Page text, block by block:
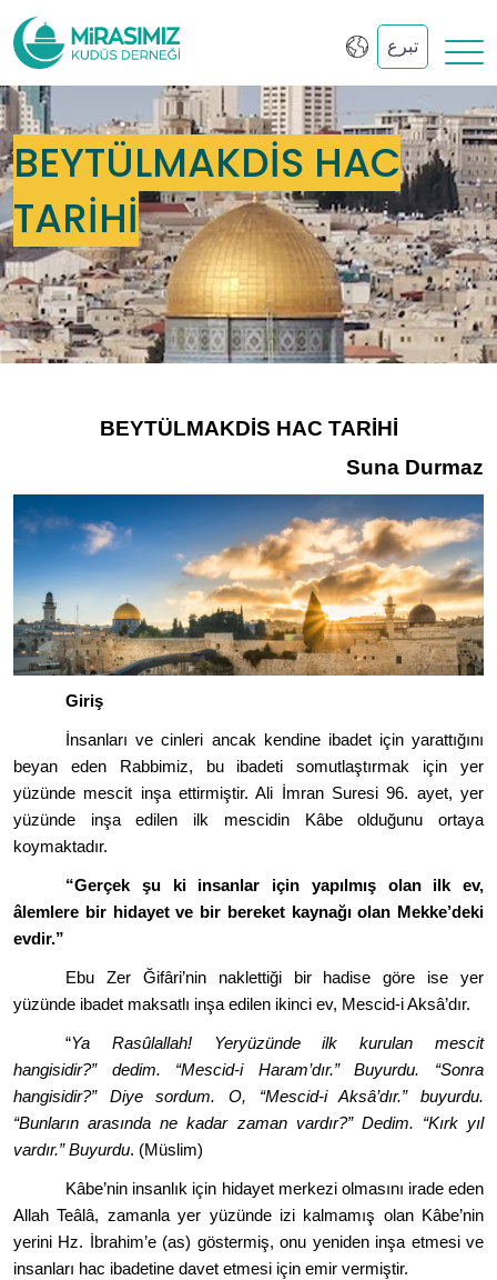
تبرع
BEYTÜLMAKDİS HAC
TARİHİ
BEYTÜLMAKDİS HAC TARİHİ
Suna Durmaz
Giriş
İnsanları ve cinleri ancak kendine ibadet için yarattığını
beyan eden Rabbimiz, bu ibadeti somutlaştırmak için yer
yüzünde mescit inşa ettirmiştir. Ali İmran Suresi 96. ayet, yer
yüzünde inşa edilen ilk mescidin Kâbe olduğunu ortaya
koymaktadır.
“Gerçek şu ki insanlar için yapılmış olan ilk ev,
âlemlere bir hidayet ve bir bereket kaynağı olan Mekke’deki
evdir.”
Ebu Zer Ğifâri’nin naklettiği bir hadise göre ise yer
yüzünde ibadet maksatlı inşa edilen ikinci ev, Mescid-i Aksâ’dır.
“Ya Rasûlallah! Yeryüzünde ilk kurulan mescit
hangisidir?” dedim. “Mescid-i Haram’dır.” Buyurdu. “Sonra
hangisidir?” Diye sordum. O, “Mescid-i Aksâ’dır.” buyurdu.
“Bunların arasında ne kadar zaman vardır?” Dedim. “Kırk yıl
vardır.” Buyurdu. (Müslim)
Kâbe’nin insanlık için hidayet merkezi olmasını irade eden
Allah Teâlâ, zamanla yer yüzünde izi kalmamış olan Kâbe’nin
yerini Hz. İbrahim’e (as) göstermiş, onu yeniden inşa etmesi ve
insanları hac ibadetine davet etmesi için emir vermiştir.